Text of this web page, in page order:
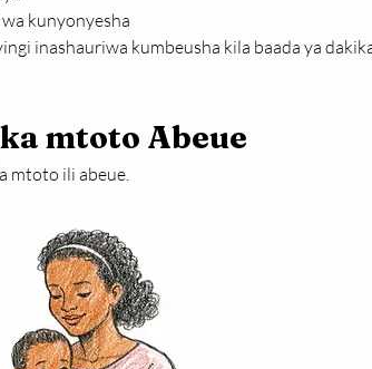
kunyonyesha
inashauriwa kumbeusha kila baada ya
mtoto Abeue
mtoto ili abeue.